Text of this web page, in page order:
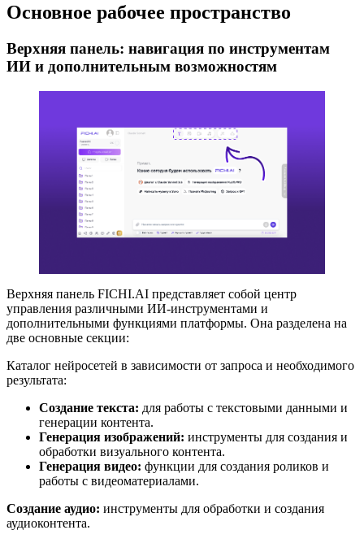
Основное рабочее пространство
Верхняя панель: навигация по инструментам
ИИ и дополнительным возможностям
Верхняя панель FICHI.AI представляет собой центр
управления различными ИИ-инструментами и
дополнительными функциями платформы. Она разделена на
две основные секции:
Каталог нейросетей в зависимости от запроса и необходимого
результата:
Создание текста: для работы с текстовыми данными и
генерации контента.
Генерация изображений: инструменты для создания и
обработки визуального контента.
Генерация видео: функции для создания роликов и
работы с видеоматериалами.
Создание аудио: инструменты для обработки и создания
аудиоконтента.